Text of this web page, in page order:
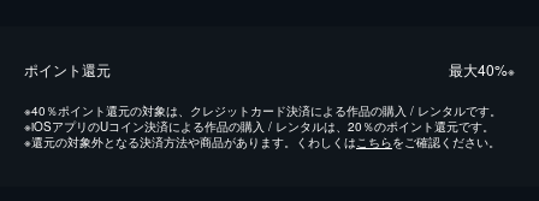
ポイント還元 最⼤40%※
※40％ポイント還元の対象は、クレジットカード決済による作品の購入 / レンタルです。
※iOSアプリのUコイン決済による作品の購入 / レンタルは、20％のポイント還元です。
※還元の対象外となる決済方法や商品があります。くわしくはこちらをご確認ください。